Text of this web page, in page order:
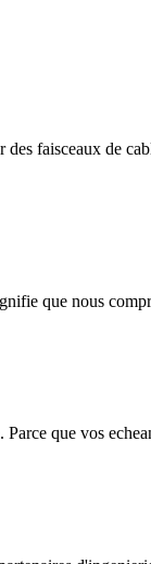
faisceaux de
que nous
que vos